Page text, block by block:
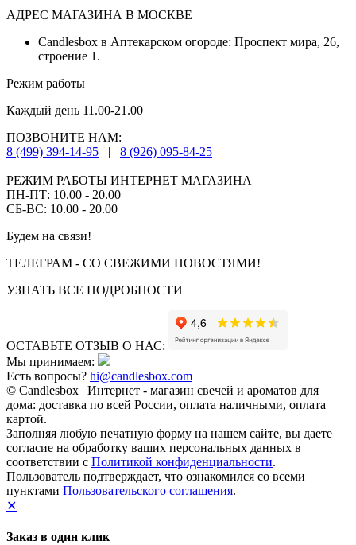
АДРЕС МАГАЗИНА В МОСКВЕ
Candlesbox в Аптекарском огороде: Проспект мира, 26,
строение 1.
Режим работы
Каждый день 11.00-21.00
ПОЗВОНИТЕ НАМ:
8 (499) 394-14-95
| 8 (926) 095-84-25
РЕЖИМ РАБОТЫ ИНТЕРНЕТ МАГАЗИНА
ПН-ПТ: 10.00 - 20.00
СБ-ВС: 10.00 - 20.00
Будем на связи!
ТЕЛЕГРАМ - СО СВЕЖИМИ НОВОСТЯМИ!
УЗНАТЬ ВСЕ ПОДРОБНОСТИ
ОСТАВЬТЕ ОТЗЫВ О НАС:
Мы принимаем:
Есть вопросы? hi@candlesbox.com
© Candlesbox | Интернет - магазин свечей и ароматов для
дома: доставка по всей России, оплата наличными, оплата
картой.
Заполняя любую печатную форму на нашем сайте, вы даете
согласие на обработку ваших персональных данных в
соответствии с Политикой конфиденциальности.
Пользователь подтверждает, что ознакомился со всеми
пунктами Пользовательского соглашения.
✕
Заказ в один клик